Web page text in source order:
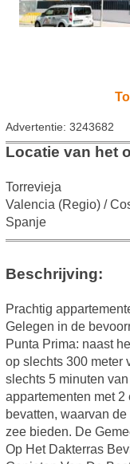
Advertentie: 3243682
Locatie van het
Torrevieja
Valencia (Regio) /
Spanje
Beschrijving:
Prachtig
Gelegen in de
Punta Prima: naast
op slechts 300 meter
slechts 5 minuten
appartementen met
bevatten, waarvan
zee bieden. De
Op Het Dakterras